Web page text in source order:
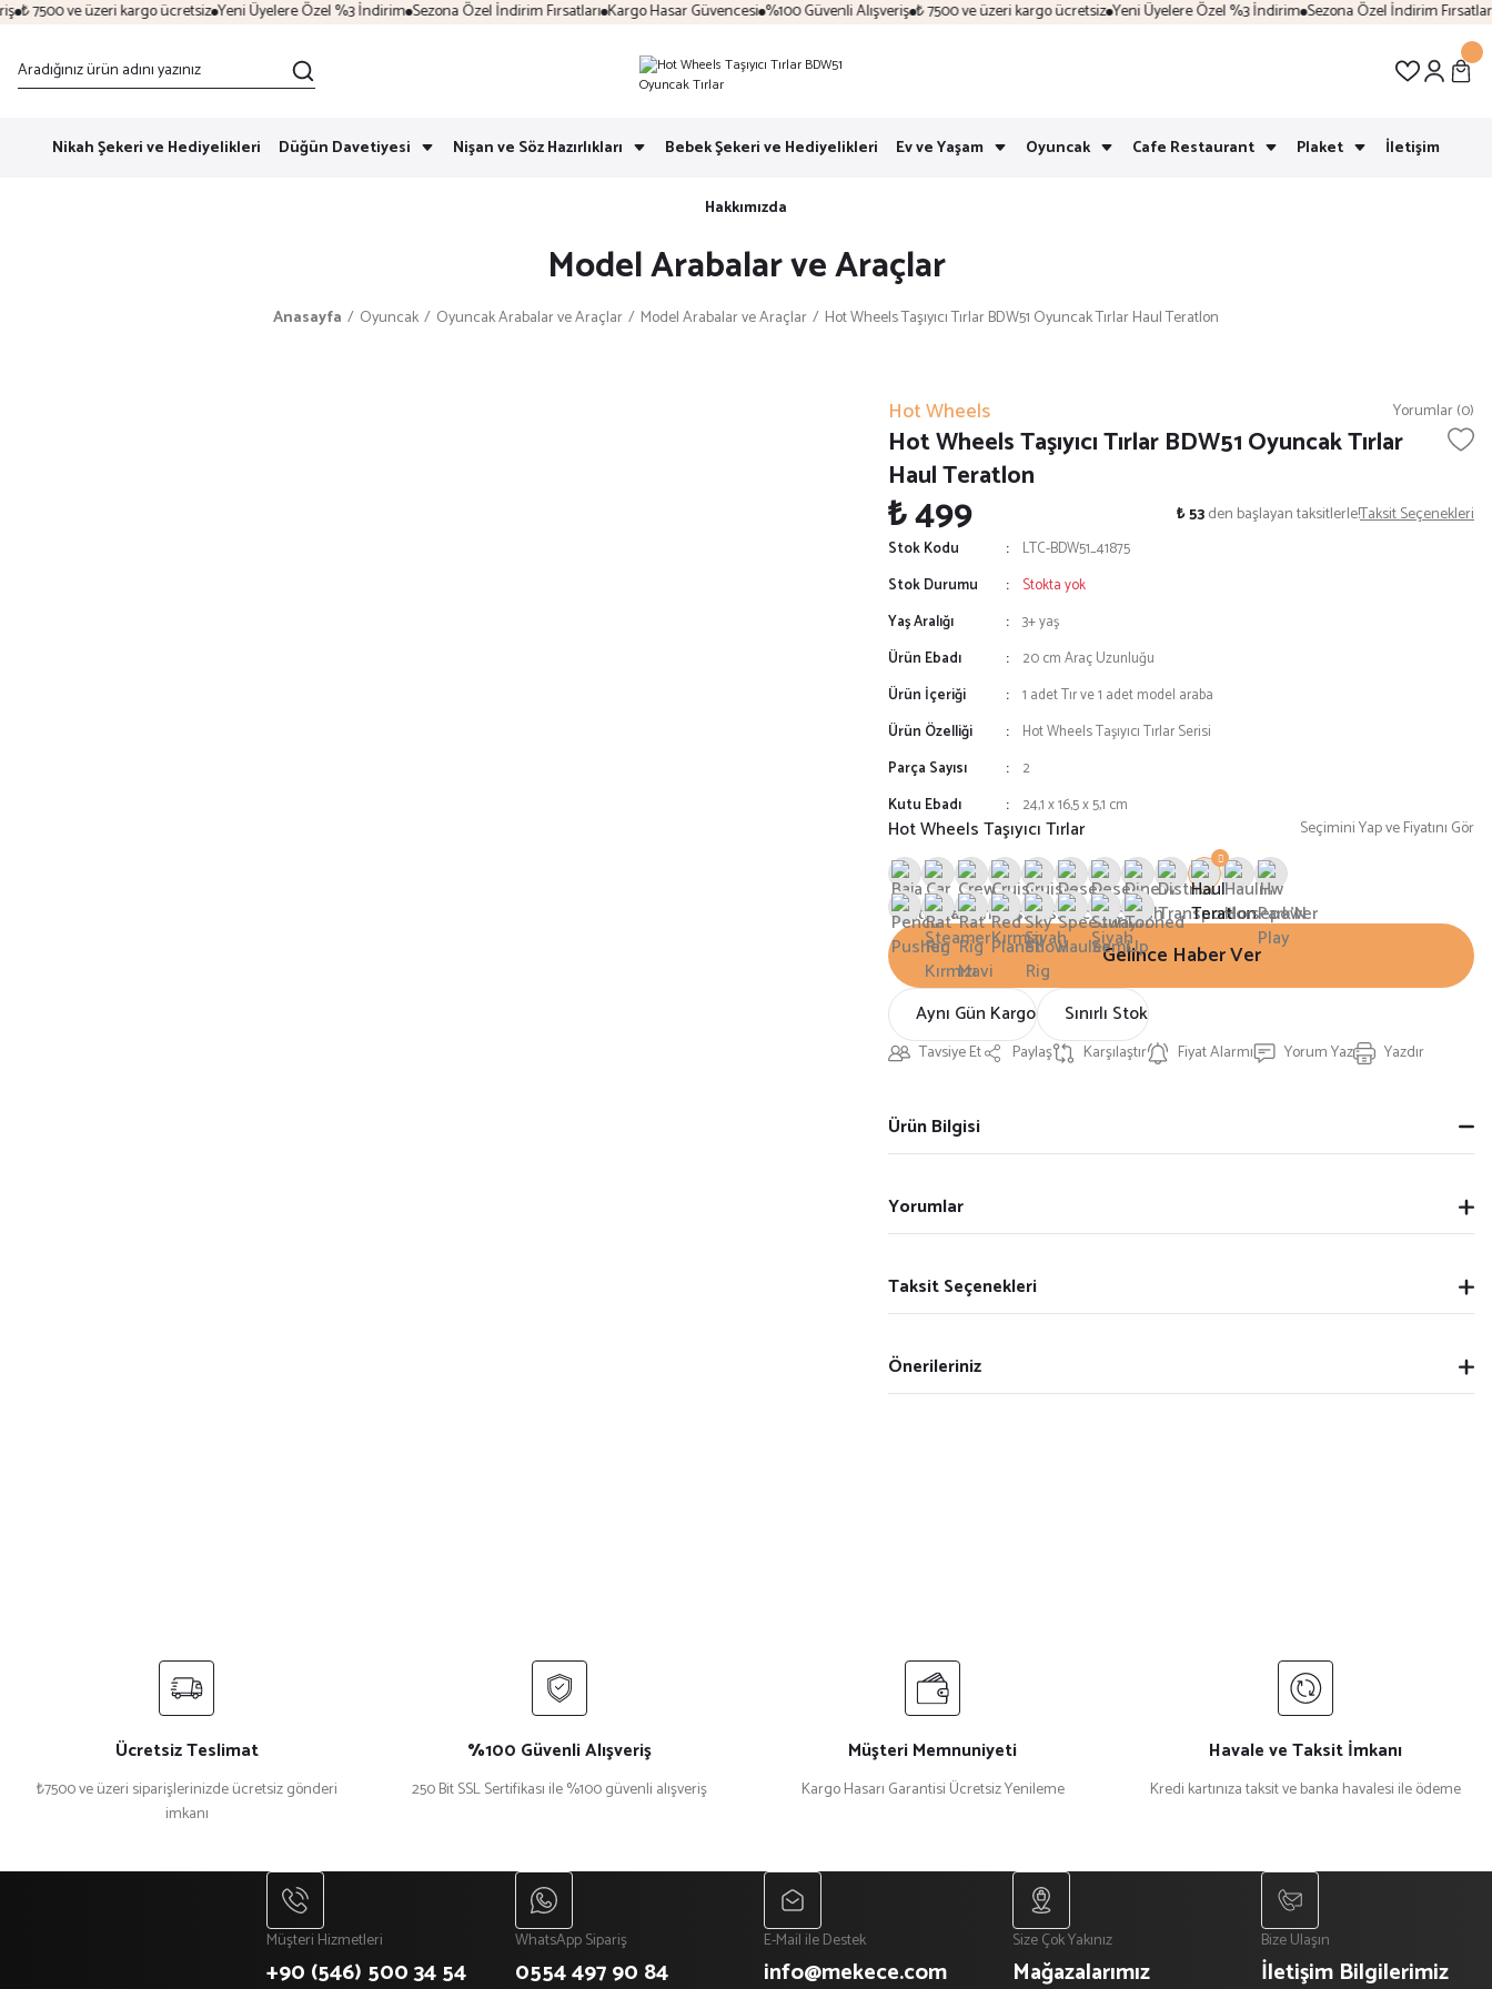
7500 ve üzeri kargo ücretsiz Yeni Üyelere Özel %3 İndirim Sezona Özel İndirim Fırsatları Kargo Hasar Güvencesi %100 Güvenli Alışveriş ₺ 7500 ve üzeri kargo ücretsiz Yeni Üyelere Özel %3 İndirim Sezona Özel İndirim Fırsatları
Nikah Şekeri ve Hediyelikleri Düğün Davetiyesi Nişan ve Söz Hazırlıkları Bebek Şekeri ve Hediyelikleri Ev ve Yaşam Oyuncak Cafe Restaurant Plaket İletişim
Hakkımızda
Model Arabalar ve Araçlar
Anasayfa Oyuncak Oyuncak Arabalar ve Araçlar Model Arabalar ve Araçlar Hot Wheels Taşıyıcı Tırlar BDW51 Oyuncak Tırlar Haul Teratlon
Hot Wheels Yorumlar (0)
Hot Wheels Taşıyıcı Tırlar BDW51 Oyuncak Tırlar
Haul Teratlon
₺ 499 ₺ 53den başlayan taksitlerle!Taksit Seçenekleri
Stok Kodu
LTC-BDW51_41875
Stok Durumu
Stokta yok
Yaş Aralığı
3+ yaş
Ürün Ebadı
20 cm Araç Uzunluğu
Ürün İçeriği
1 adet Tır ve 1 adet model araba
Ürün Özelliği
Hot Wheels Taşıyıcı Tırlar Serisi
Parça Sayısı
2
Kutu Ebadı
24,1 x 16,5 x 5,1 cm
Hot Wheels Taşıyıcı Tırlar Seçimini Yap ve Fiyatını Gör
Gelince Haber Ver
Aynı Gün Kargo Sınırlı Stok
Tavsiye Et Paylaş Karşılaştır Fiyat Alarmı Yorum Yaz Yazdır
Ürün Bilgisi
Yorumlar
Taksit Seçenekleri
Önerileriniz
Ücretsiz Teslimat
₺7500 ve üzeri siparişlerinizde ücretsiz gönderi
imkanı
%100 Güvenli Alışveriş
250 Bit SSL Sertifikası ile %100 güvenli alışveriş
Müşteri Memnuniyeti
Kargo Hasarı Garantisi Ücretsiz Yenileme
Havale ve Taksit İmkanı
Kredi kartınıza taksit ve banka havalesi ile ödeme
Müşteri Hizmetleri
+90 (546) 500 34 54
WhatsApp Sipariş
0554 497 90 84
E-Mail ile Destek
info@mekece.com
Size Çok Yakınız
Mağazalarımız
Bize Ulaşın
İletişim Bilgilerimiz